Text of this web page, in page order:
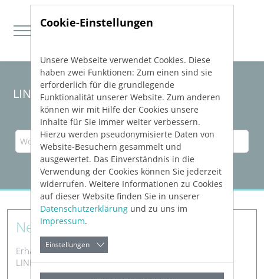
Direkt zur Hauptnavigation springen
Direkt zum Inhalt springen
LINEAR Solutions26für Revit
Neue Features
Erhalten Sie Informationen zu den neuen Features der
LINEAR Software.
Cookie-Einstellungen
Unsere Webseite verwendet Cookies. Diese
haben zwei Funktionen: Zum einen sind sie
erforderlich für die grundlegende
Funktionalität unserer Website. Zum anderen
können wir mit Hilfe der Cookies unsere
Inhalte für Sie immer weiter verbessern.
Hierzu werden pseudonymisierte Daten von
Website-Besuchern gesammelt und
ausgewertet. Das Einverständnis in die
Verwendung der Cookies können Sie jederzeit
widerrufen. Weitere Informationen zu Cookies
auf dieser Website finden Sie in unserer
Datenschutzerklärung und zu uns im
Impressum.
Einstellungen